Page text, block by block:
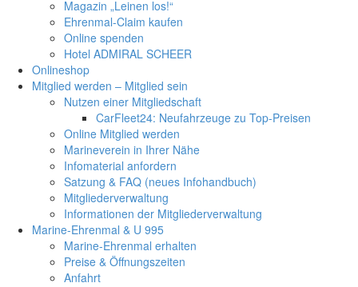
Magazin „Leinen los!“
Ehrenmal-Claim kaufen
Online spenden
Hotel ADMIRAL SCHEER
Onlineshop
Mitglied werden – Mitglied sein
Nutzen einer Mitgliedschaft
CarFleet24: Neufahrzeuge zu Top-Preisen
Online Mitglied werden
Marineverein in Ihrer Nähe
Infomaterial anfordern
Satzung & FAQ (neues Infohandbuch)
Mitgliederverwaltung
Informationen der Mitgliederverwaltung
Marine-Ehrenmal & U 995
Marine-Ehrenmal erhalten
Preise & Öffnungszeiten
Anfahrt